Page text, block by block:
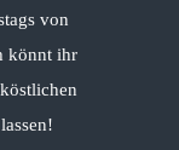
von
könnt ihr